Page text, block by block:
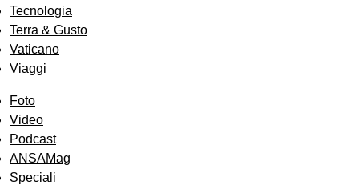
Tecnologia
Terra & Gusto
Vaticano
Viaggi
Foto
Video
Podcast
ANSAMag
Speciali